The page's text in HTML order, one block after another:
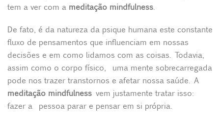
tem a ver com a meditação mindfulness.
De fato, é da natureza da psique humana este constante
fluxo de pensamentos que influenciam em nossas
decisões e em como lidamos com as coisas. Todavia,
assim como o corpo físico, uma mente sobrecarregada
pode nos trazer transtornos e afetar nossa saúde. A
meditação mindfulness vem justamente tratar isso:
fazer a pessoa parar e pensar em si própria.